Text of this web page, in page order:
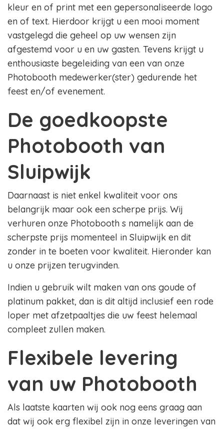
kleur en of print met een gepersonaliseerde logo
en of text. Hierdoor krijgt u een mooi moment
vastgelegd die geheel op uw wensen zijn
afgestemd voor u en uw gasten. Tevens krijgt u
enthousiaste begeleiding van een van onze
Photobooth medewerker(ster) gedurende het
feest en/of evenement.
De goedkoopste
Photobooth van
Sluipwijk
Daarnaast is niet enkel kwaliteit voor ons
belangrijk maar ook een scherpe prijs. Wij
verhuren onze Photobooth s namelijk aan de
scherpste prijs momenteel in Sluipwijk en dit
zonder in te boeten voor kwaliteit. Hieronder kan
u onze prijzen terugvinden.
Indien u gebruik wilt maken van ons goude of
platinum pakket, dan is dit altijd inclusief een rode
loper met afzetpaaltjes die uw feest helemaal
compleet zullen maken.
Flexibele levering
van uw Photobooth
Als laatste kaarten wij ook nog eens graag aan
dat wij ook erg flexibel zijn in onze leveringen van